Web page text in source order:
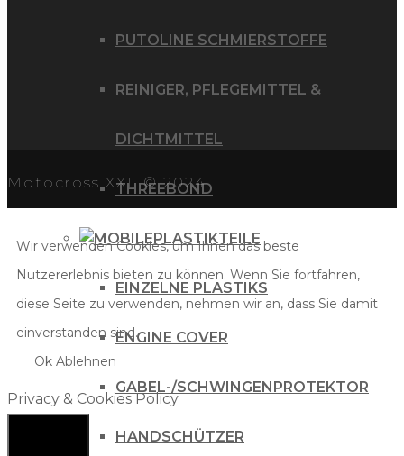
PUTOLINE SCHMIERSTOFFE
REINIGER, PFLEGEMITTEL &
DICHTMITTEL
THREEBOND
PLASTIKTEILE
EINZELNE PLASTIKS
ENGINE COVER
GABEL-/SCHWINGENPROTEKTOR
HANDSCHÜTZER
Motocross XXL © 2024
Wir verwenden Cookies, um Ihnen das beste
Nutzererlebnis bieten zu können. Wenn Sie fortfahren,
diese Seite zu verwenden, nehmen wir an, dass Sie damit
einverstanden sind.
Ok Ablehnen
Privacy & Cookies Policy